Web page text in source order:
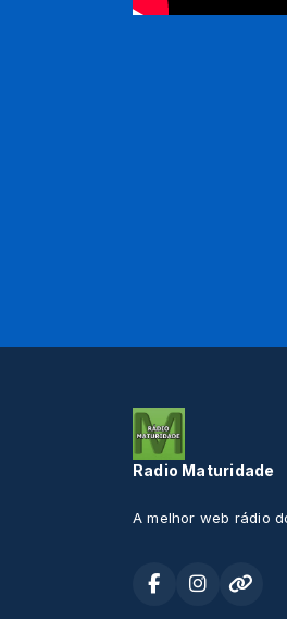
Radio Maturidade
A melhor web rádio